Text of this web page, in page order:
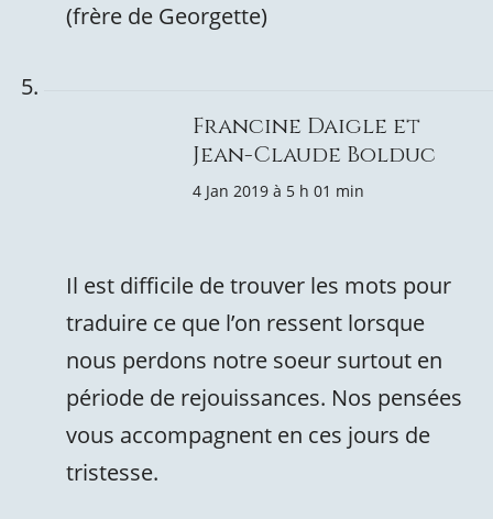
(frère de Georgette)
Francine Daigle et
Jean-Claude Bolduc
4 Jan 2019 à 5 h 01 min
Il est difficile de trouver les mots pour
traduire ce que l’on ressent lorsque
nous perdons notre soeur surtout en
période de rejouissances. Nos pensées
vous accompagnent en ces jours de
tristesse.